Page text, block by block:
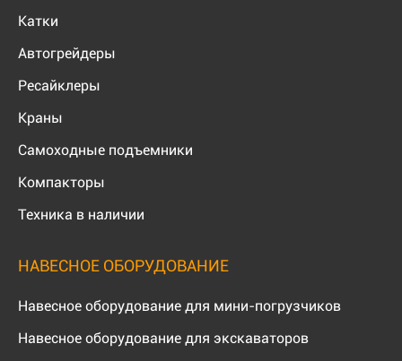
Катки
Автогрейдеры
Ресайклеры
Краны
Самоходные подъемники
Компакторы
Техника в наличии
НАВЕСНОЕ ОБОРУДОВАНИЕ
Навесное оборудование для мини-погрузчиков
Навесное оборудование для экскаваторов